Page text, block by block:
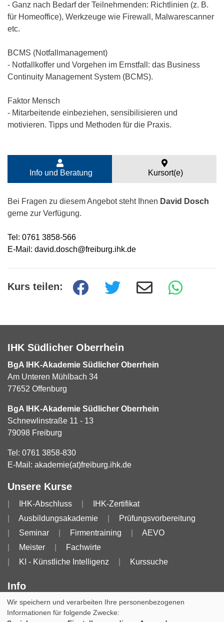
- Ganz nach Bedarf der Teilnehmenden: Richtlinien (z. B.
für Homeoffice), Werkzeuge wie Firewall, Malwarescanner
etc.
BCMS (Notfallmanagement)
- Notfallkoffer und Vorgehen im Ernstfall: das Business
Continuity Management System (BCMS).
Faktor Mensch
- Mitarbeitende einbeziehen, sensibilisieren und
motivieren. Tipps und Methoden für die Praxis.
Info und Beratung Kursort(e)
Bei Fragen zu diesem Angebot steht Ihnen David Dosch
gerne zur Verfügung.
Tel: 0761 3858-566
E-Mail: david.dosch@freiburg.ihk.de
Kurs teilen:
IHK Südlicher Oberrhein
BgA IHK-Akademie Südlicher Oberrhein
Am Unteren Mühlbach 34
77652 Offenburg
BgA IHK-Akademie Südlicher Oberrhein
Schnewlinstraße 11 - 13
79098 Freiburg
Tel: 0761 3858-830
E-Mail: akademie(at)freiburg.ihk.de
Unsere Kurse
IHK-Abschluss
IHK-Zertifikat
Ausbildungsakademie
Prüfungsvorbereitung
Seminar
Firmentraining
AEVO
Meister
Fachwirte
KI - Künstliche Intelligenz
Kurssuche
Info
Impressum AGB
AGB für Dozierende
Datenschutzerklärung
Widerruf
Wir speichern und verarbeiten Ihre personenbezogenen
Informationen für folgende Zwecke: